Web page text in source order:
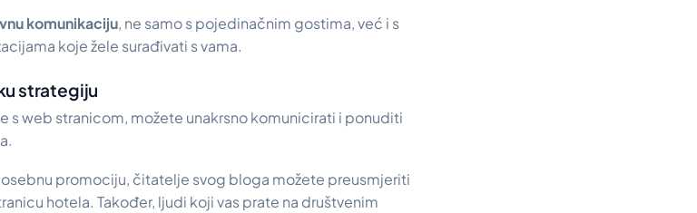
komunikaciju, ne samo s pojedinačnim gostima, već i s
koje žele surađivati s vama.
strategiju
s web stranicom, možete unakrsno komunicirati i ponuditi
promociju, čitatelje svog bloga možete preusmjeriti
hotela. Također, ljudi koji vas prate na društvenim